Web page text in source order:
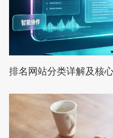
排名网站分类详解及核